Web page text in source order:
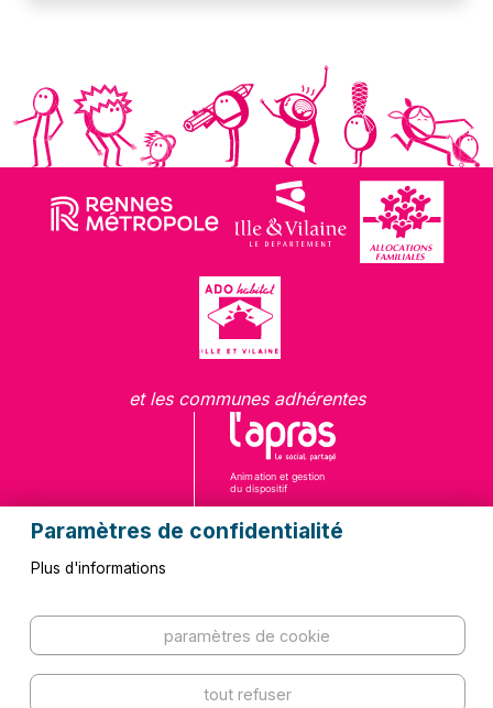
Paramètres de confidentialité
Plus d'informations
paramètres de cookie
tout refuser
et les communes adhérentes
Kit de communication
Mentions légales
Plan du site
Politique de confidentialité